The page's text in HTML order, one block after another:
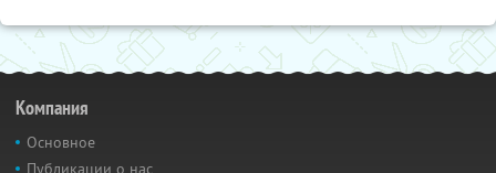
Компания
Основное
Публикации о нас